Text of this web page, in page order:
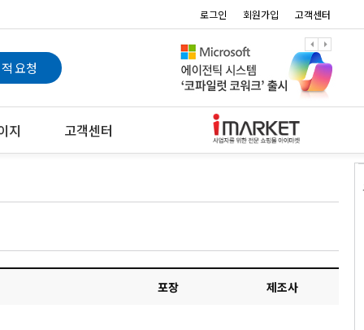
로그인 회원가입 고객센터
요청
arrow_left arrow_right
지 고객센터
포장 제조사